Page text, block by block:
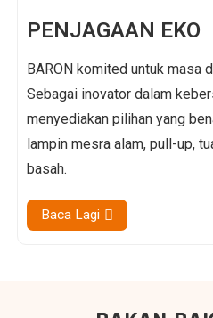
PENJAGAAN EKO
BARON komited untuk masa
Sebagai inovator dalam
menyediakan pilihan yang
lampin mesra alam, pull-up,
basah.
Baca Lagi